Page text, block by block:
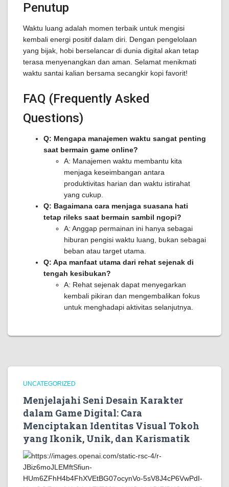
Penutup
Waktu luang adalah momen terbaik untuk mengisi
kembali energi positif dalam diri. Dengan pengelolaan
yang bijak, hobi berselancar di dunia digital akan tetap
terasa menyenangkan dan aman. Selamat menikmati
waktu santai kalian bersama secangkir kopi favorit!
FAQ (Frequently Asked
Questions)
Q: Mengapa manajemen waktu sangat penting
saat bermain game online?
A: Manajemen waktu membantu kita
menjaga keseimbangan antara
produktivitas harian dan waktu istirahat
yang cukup.
Q: Bagaimana cara menjaga suasana hati
tetap rileks saat bermain sambil ngopi?
A: Anggap permainan ini hanya sebagai
hiburan pengisi waktu luang, bukan sebagai
beban atau target utama.
Q: Apa manfaat utama dari rehat sejenak di
tengah kesibukan?
A: Rehat sejenak dapat menyegarkan
kembali pikiran dan mengembalikan fokus
untuk menghadapi aktivitas selanjutnya.
UNCATEGORIZED
Menjelajahi Seni Desain Karakter
dalam Game Digital: Cara
Menciptakan Identitas Visual Tokoh
yang Ikonik, Unik, dan Karismatik